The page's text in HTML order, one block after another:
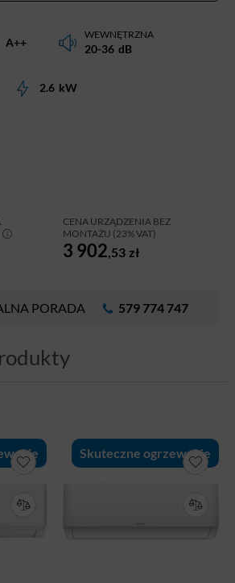
A++
WEWNĘTRZNA
20-36 dB
2.6 kW
CENA URZĄDZENIA BEZ
MONTAŻU (23% VAT)
3 902 ,53 zł
PORADA 579 774 747
Skuteczne ogrzewanie